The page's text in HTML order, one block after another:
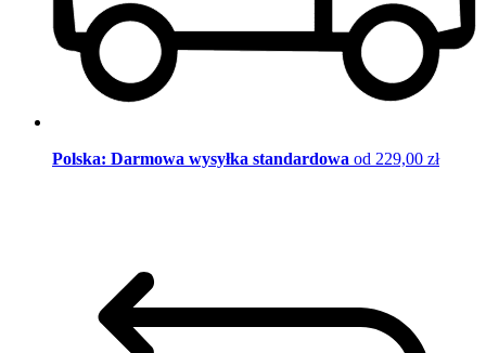
Polska: Darmowa wysyłka standardowa od 229,00 zł